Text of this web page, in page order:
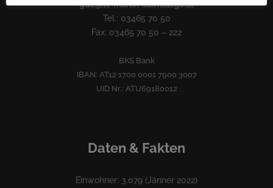
gde@st-martin-sulmtal.gv.at
Tel.: 03465 70 50
Fax: 03465 70 50 – 222
BKS Bank
IBAN: AT12 1700 0001 7900 3007
UID Nr.: ATU69180012
Daten & Fakten
Einwohner: 3.079 (Jänner 2022)